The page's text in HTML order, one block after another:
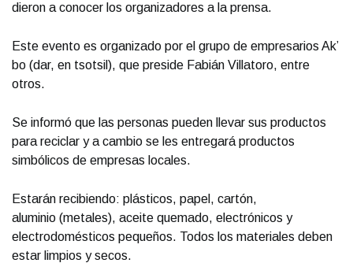
dieron a conocer los organizadores a la prensa.
Este evento es organizado por el grupo de empresarios Ak’
bo (dar, en tsotsil), que preside Fabián Villatoro, entre
otros.
Se informó que las personas pueden llevar sus productos
para reciclar y a cambio se les entregará productos
simbólicos de empresas locales.
Estarán recibiendo: plásticos, papel, cartón,
aluminio (metales), aceite quemado, electrónicos y
electrodomésticos pequeños. Todos los materiales deben
estar limpios y secos.